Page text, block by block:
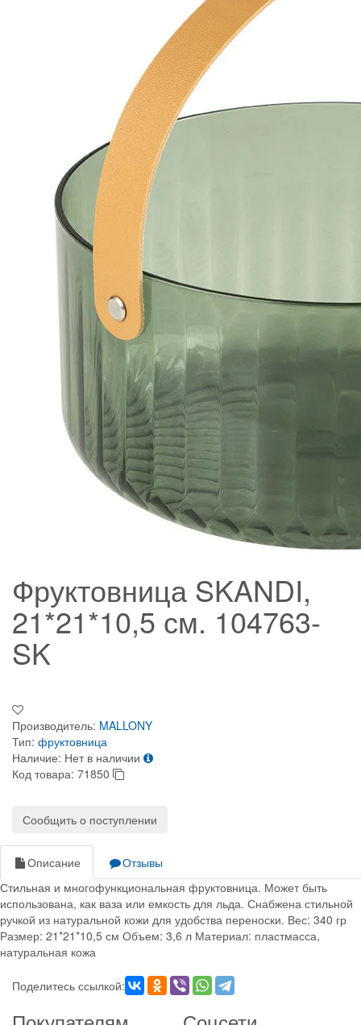
Фруктовница SKANDI,
21*21*10,5 см. 104763-
SK
Производитель: MALLONY
Тип: фруктовница
Наличие: Нет в наличии
Код товара: 71850
Сообщить о поступлении
Описание
Отзывы
Стильная и многофункциональная фруктовница. Может быть
использована, как ваза или емкость для льда. Снабжена стильной
ручкой из натуральной кожи для удобства переноски. Вес: 340 гр
Размер: 21*21*10,5 см Объем: 3,6 л Материал: пластмасса,
натуральная кожа
Поделитесь ссылкой: